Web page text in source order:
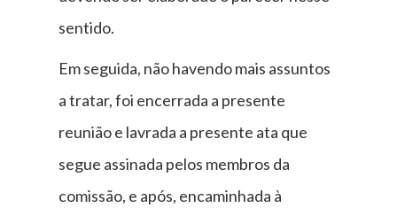
sentido.
Em seguida, não havendo mais assuntos
a tratar, foi encerrada a presente
reunião e lavrada a presente ata que
segue assinada pelos membros da
comissão, e após, encaminhada à